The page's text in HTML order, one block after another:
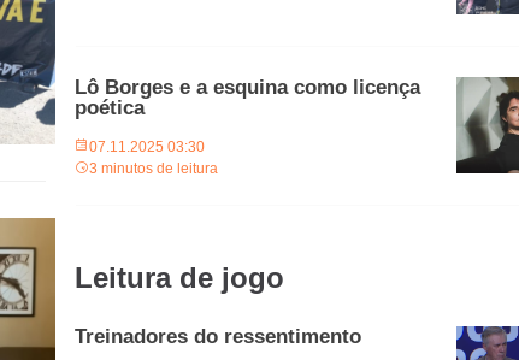
Lô Borges e a esquina como licença
poética
07.11.2025 03:30
3 minutos de leitura
Leitura de jogo
Treinadores do ressentimento